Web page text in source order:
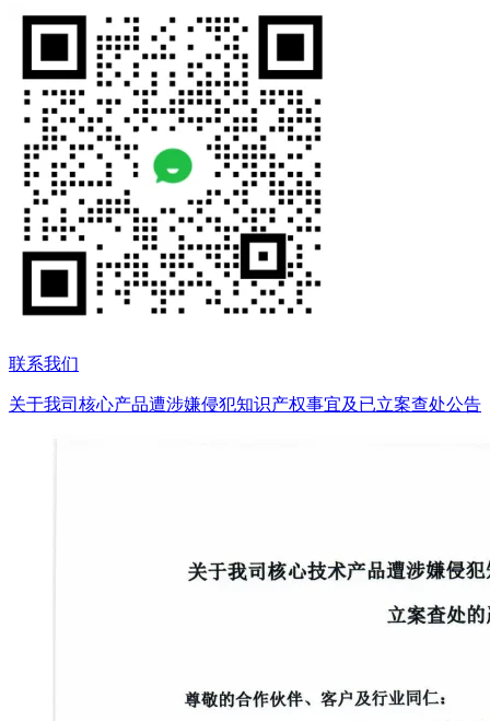
联系我们
关于我司核心产品遭涉嫌侵犯知识产权事宜及已立案查处公告